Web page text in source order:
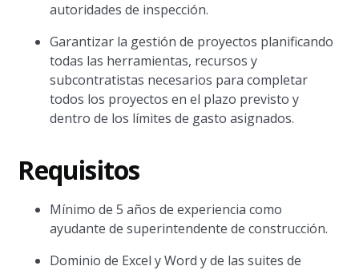
autoridades de inspección.
Garantizar la gestión de proyectos planificando
todas las herramientas, recursos y
subcontratistas necesarios para completar
todos los proyectos en el plazo previsto y
dentro de los límites de gasto asignados.
Requisitos
Mínimo de 5 años de experiencia como
ayudante de superintendente de construcción.
Dominio de Excel y Word y de las suites de